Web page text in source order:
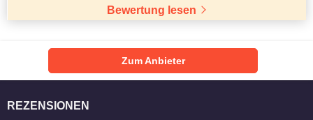
Bewertung lesen
Zum Anbieter
REZENSIONEN